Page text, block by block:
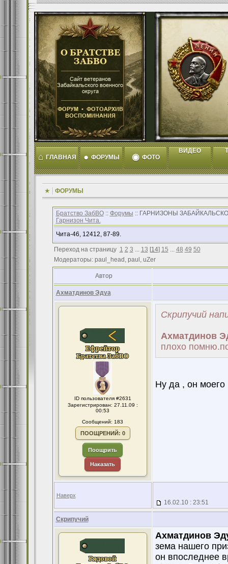
⌂ ГЛАВНАЯ ● ФОРУМЫ ◉ ФОТО
ВИДЕО
ФОРУМЫ
Братство ЗабВО:: Форумы :: ГАРНИЗОНЫ
Гарнизон Чита.
Чита-46, 12412, 87-89.
Переход на страницу 1 2 3 ... 13 [14] 15 ... 48 49 50
Модераторы: paul_head, paul, uZer
Автор
Ахматдинов Эдуа
ID пользователя #2631
Зарегистрирован: 27.11.09 :
00:53
Сообщений: 183
ПООЩРЕНИЙ: 0
Поощрить
Наказать
Скрипучий
Ахматдинов
плохо
Ну да , он моего
Наверх
16.02.10 : 23:51
Скрипучий
Ахматдинов
зема нашего
он впоследнее